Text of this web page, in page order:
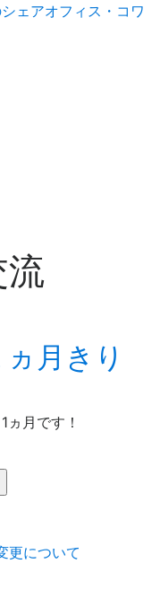
流
月きり
月です！
更について